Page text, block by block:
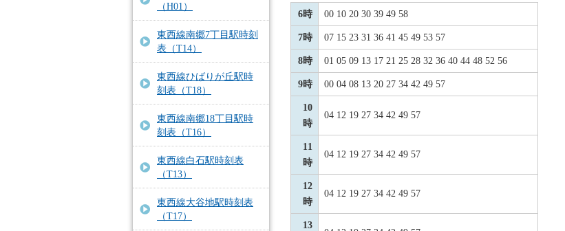
（H01）
東西線南郷7丁目駅時刻
表（T14）
東西線ひばりが丘駅時
刻表（T18）
東西線南郷18丁目駅時
刻表（T16）
東西線白石駅時刻表
（T13）
東西線大谷地駅時刻表
（T17）
6時 00 10 20 30 39 49 58
7時 07 15 23 31 36 41 45 49 53 57
8時 01 05 09 13 17 21 25 28 32 36 40 44 48 52 56
9時 00 04 08 13 20 27 34 42 49 57
10
時
04 12 19 27 34 42 49 57
11
時
04 12 19 27 34 42 49 57
12
時
04 12 19 27 34 42 49 57
13